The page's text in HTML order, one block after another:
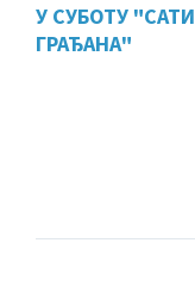
У СУБОТУ "САТИ
ГРАЂАНА"